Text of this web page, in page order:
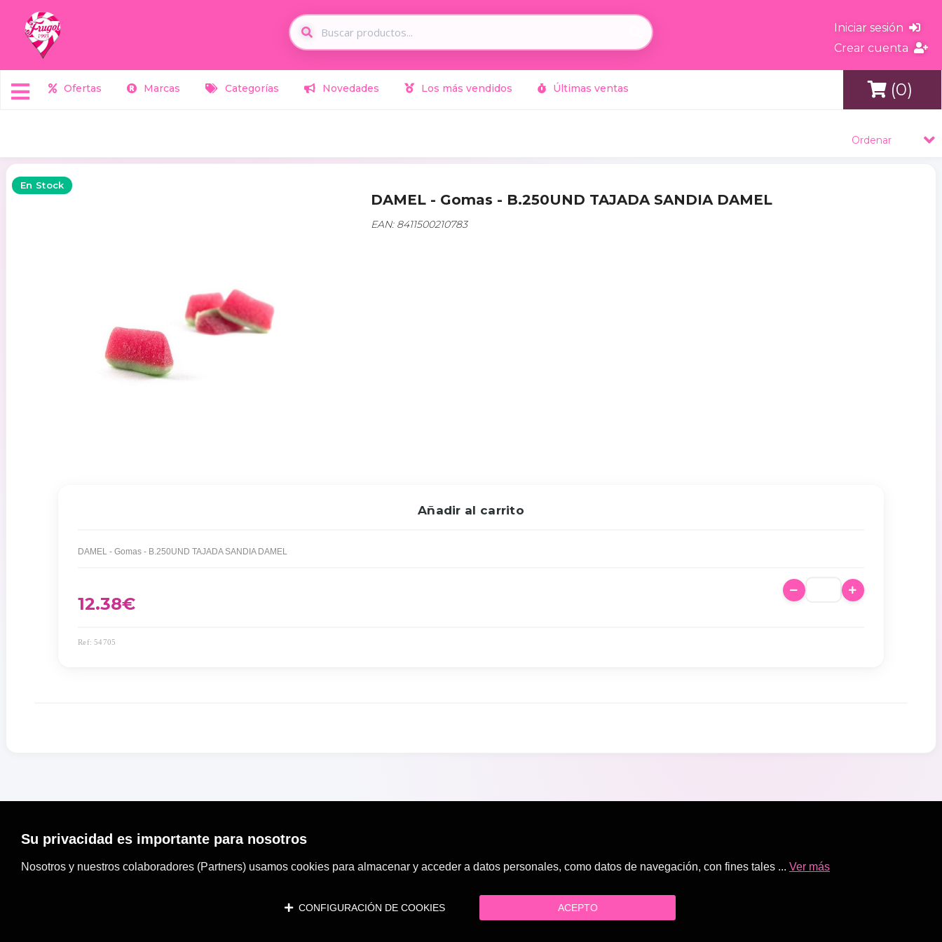
Iniciar sesión
Crear cuenta
Ofertas Marcas Categorías Novedades Los más vendidos Últimas ventas (0)
Ordenar
En Stock
DAMEL - Gomas - B.250UND TAJADA SANDIA DAMEL
EAN: 8411500210783
Añadir al carrito
DAMEL - Gomas - B.250UND TAJADA SANDIA DAMEL
12.38€
Ref: 54705
Su privacidad es importante para nosotros
Nosotros y nuestros colaboradores (Partners) usamos cookies para almacenar y acceder a datos personales, como datos de navegación, con fines tales ... Ver más
CONFIGURACIÓN DE COOKIES ACEPTO